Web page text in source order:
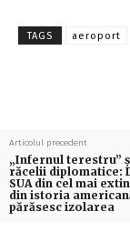
TAGS aeroport
Articolul precedent
„Infernul terestru”
răcelii diplomatice:
SUA din cel mai
din istoria
părăsesc izolarea